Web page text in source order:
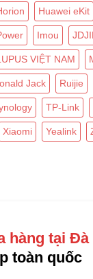
Huawei eKit
Imou
VIỆT NAM
Jack Ruijie
TP-Link
Xiaomi Yealink
hàng tại Đà
toàn quốc